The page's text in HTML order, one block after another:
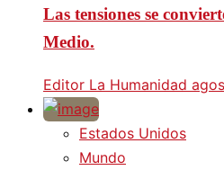
Las tensiones se
Medio.
Editor La Humanidad
Estados Unidos
Mundo